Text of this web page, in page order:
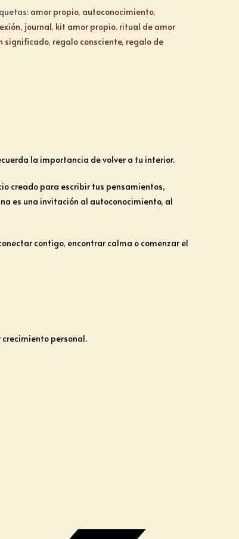
amor propio, autoconocimiento,
, journal, kit amor propio. ritual de amor
significado, regalo consciente, regalo de
la importancia de volver a tu interior.
creado para escribir tus pensamientos,
es una invitación al autoconocimiento, al
contigo, encontrar calma o comenzar el
crecimiento personal.